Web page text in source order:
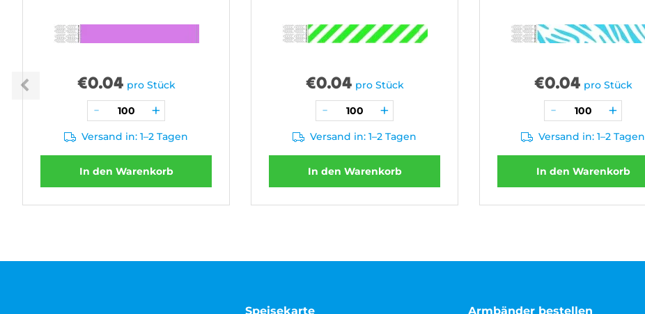
€0.04 pro Stück
Versand in: 1–2 Tagen
In den Warenkorb
€0.04 pro Stück
Versand in: 1–2 Tagen
In den Warenkorb
€0.04 pro Stück
Versand in: 1–2 Tagen
In den Warenkorb
Speisekarte Armbänder bestellen